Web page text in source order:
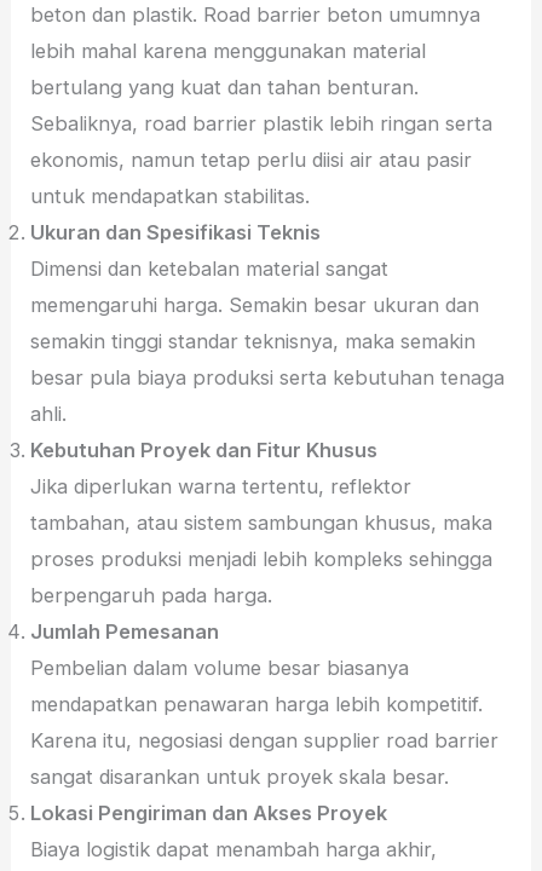
beton dan plastik. Road barrier beton umumnya
lebih mahal karena menggunakan material
bertulang yang kuat dan tahan benturan.
Sebaliknya, road barrier plastik lebih ringan serta
ekonomis, namun tetap perlu diisi air atau pasir
untuk mendapatkan stabilitas.
Ukuran dan Spesifikasi Teknis
Dimensi dan ketebalan material sangat
memengaruhi harga. Semakin besar ukuran dan
semakin tinggi standar teknisnya, maka semakin
besar pula biaya produksi serta kebutuhan tenaga
ahli.
Kebutuhan Proyek dan Fitur Khusus
Jika diperlukan warna tertentu, reflektor
tambahan, atau sistem sambungan khusus, maka
proses produksi menjadi lebih kompleks sehingga
berpengaruh pada harga.
Jumlah Pemesanan
Pembelian dalam volume besar biasanya
mendapatkan penawaran harga lebih kompetitif.
Karena itu, negosiasi dengan supplier road barrier
sangat disarankan untuk proyek skala besar.
Lokasi Pengiriman dan Akses Proyek
Biaya logistik dapat menambah harga akhir,